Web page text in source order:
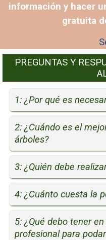
información y hacer
gratuita
PREGUNTAS Y
1: ¿Por qué es
2: ¿Cuándo es el
árboles?
3: ¿Quién debe
4: ¿Cuánto cuesta la
5: ¿Qué debo tener
profesional para